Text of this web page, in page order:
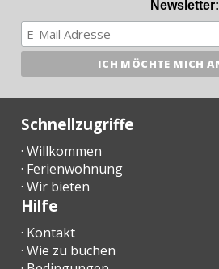
Newsletter:
Schnellzugriffe
· Willkommen
· Ferienwohnung
· Wir bieten
Hilfe
· Kontakt
· Wie zu buchen